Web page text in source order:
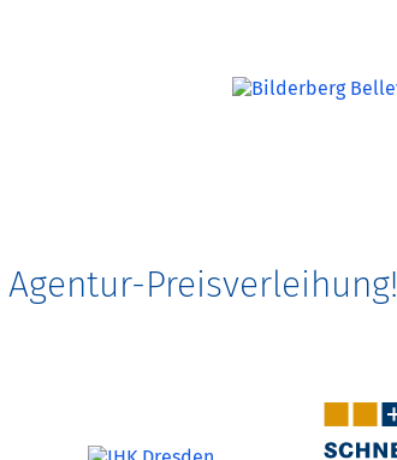
Preisverleihung!